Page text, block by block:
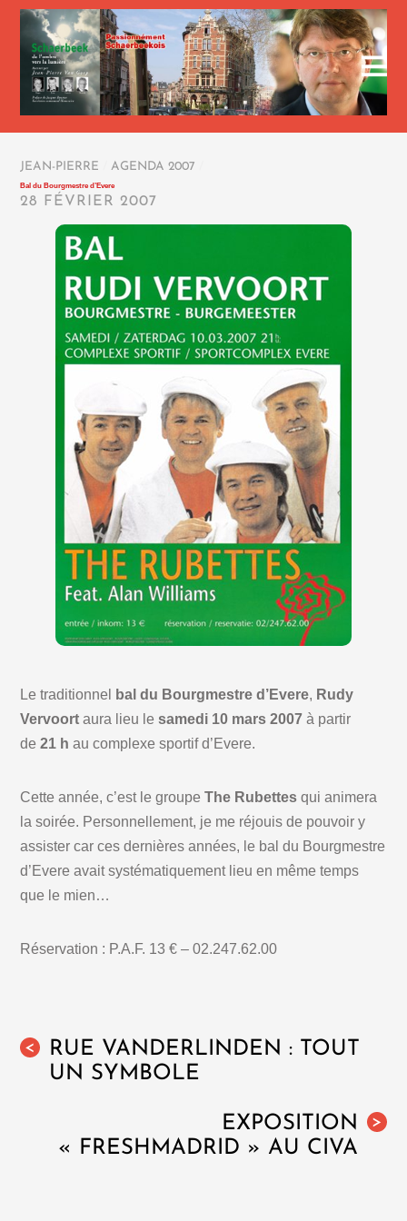
JEAN-PIERRE AGENDA 2007
Bal du Bourgmestre d’Evere
28 FÉVRIER 2007
Le traditionnel bal du Bourgmestre d’Evere, Rudy
Vervoort aura lieu lesamedi 10 mars 2007 à partir
de21 h au complexe sportif d’Evere.
Cette année, c’est le groupeThe Rubettes qui animera
la soirée. Personnellement, je me réjouis de pouvoir y
assister car ces dernières années, le bal du Bourgmestre
d’Evere avait systématiquement lieu en même temps
que le mien…
Réservation : P.A.F. 13 € – 02.247.62.00
<
RUE VANDERLINDEN : TOUT
UN SYMBOLE
>
EXPOSITION
« FRESHMADRID » AU CIVA